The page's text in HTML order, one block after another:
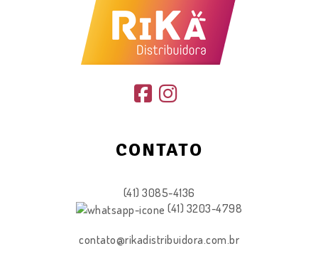
CONTATO
(41) 3085-4136
(41) 3203-4798
contato@rikadistribuidora.com.br